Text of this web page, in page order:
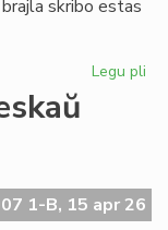
skribo estas
Legu pli
1-B, 15 apr 26